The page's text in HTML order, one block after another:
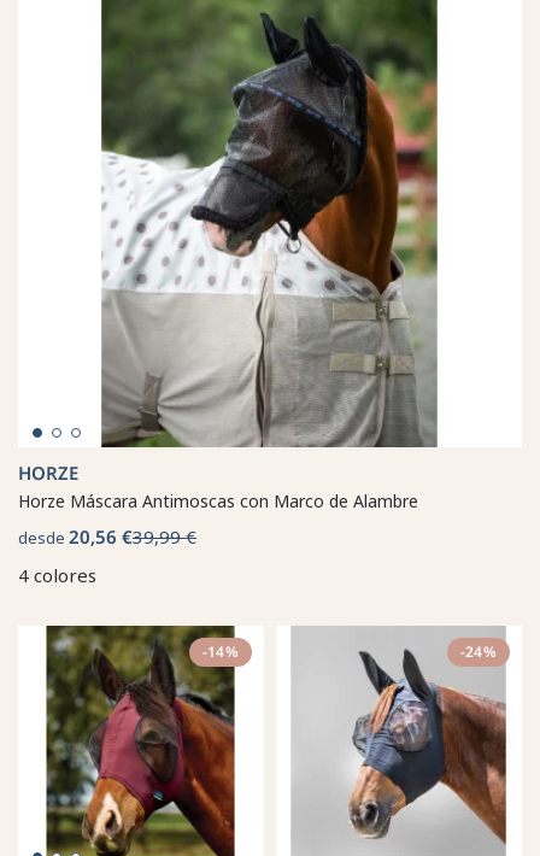
HORZE
Horze Máscara Antimoscas con Marco de Alambre
desde 20,56 €39,99 €
4 colores
-14% -24%